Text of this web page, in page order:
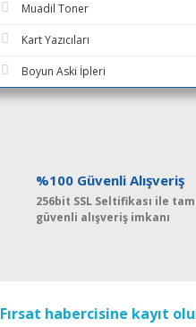
Muadil Toner
Kart Yazıcıları
Boyun Aski İpleri
%100 Güvenli Alışveriş
256bit SSL Seltifikası ile tam
güvenli alışveriş imkanı
Fırsat habercisine kayıt